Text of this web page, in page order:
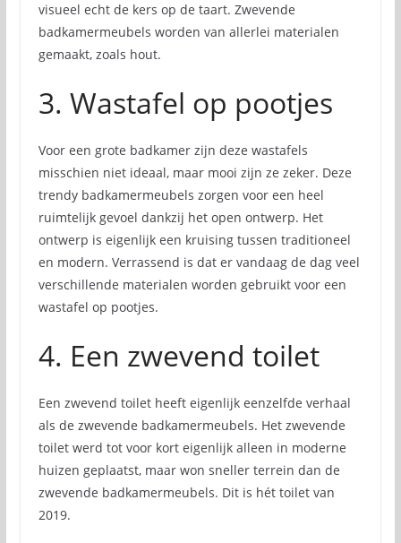
visueel echt de kers op de taart. Zwevende
badkamermeubels worden van allerlei materialen
gemaakt, zoals hout.
3. Wastafel op pootjes
Voor een grote badkamer zijn deze wastafels
misschien niet ideaal, maar mooi zijn ze zeker. Deze
trendy badkamermeubels zorgen voor een heel
ruimtelijk gevoel dankzij het open ontwerp. Het
ontwerp is eigenlijk een kruising tussen traditioneel
en modern. Verrassend is dat er vandaag de dag veel
verschillende materialen worden gebruikt voor een
wastafel op pootjes.
4. Een zwevend toilet
Een zwevend toilet heeft eigenlijk eenzelfde verhaal
als de zwevende badkamermeubels. Het zwevende
toilet werd tot voor kort eigenlijk alleen in moderne
huizen geplaatst, maar won sneller terrein dan de
zwevende badkamermeubels. Dit is hét toilet van
2019.